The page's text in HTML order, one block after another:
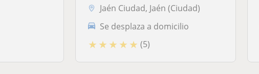
Jaén Ciudad, Jaén (Ciudad)
Se desplaza a domicilio
★ ★ ★ ★ ★ (5)